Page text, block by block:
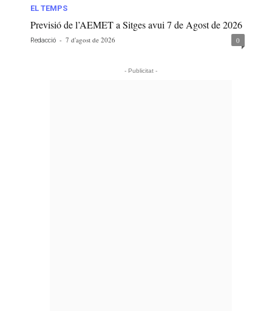
EL TEMPS
Previsió de l’AEMET a Sitges avui 7 de Agost de 2026
Redacció - 7 d'agost de 2026 0
- Publicitat -